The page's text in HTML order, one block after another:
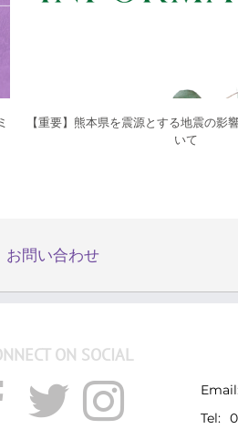
【重要】熊本県を震源とする地震の影
いて
お問い合わせ
ON SOCIAL
Tel: